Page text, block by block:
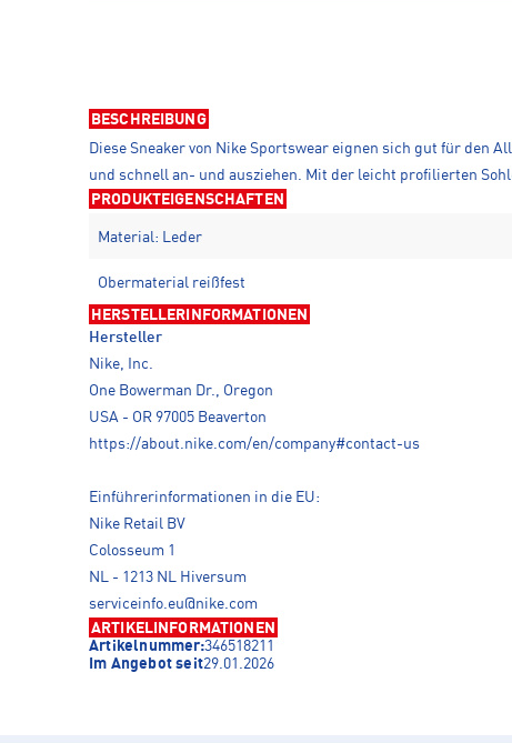
BESCHREIBUNG
Diese Sneaker von Nike Sportswear eignen sich gut für den
und schnell an- und ausziehen. Mit der leicht profilierten
PRODUKTEIGENSCHAFTEN
Material: Leder
Obermaterial reißfest
HERSTELLERINFORMATIONEN
Hersteller
Nike, Inc.
One Bowerman Dr., Oregon
USA - OR 97005 Beaverton
https://about.nike.com/en/company#contact-us
Einführerinformationen in die EU:
Nike Retail BV
Colosseum 1
NL - 1213 NL Hiversum
serviceinfo.eu@nike.com
ARTIKELINFORMATIONEN
Artikelnummer:346518211
Im Angebot seit29.01.2026